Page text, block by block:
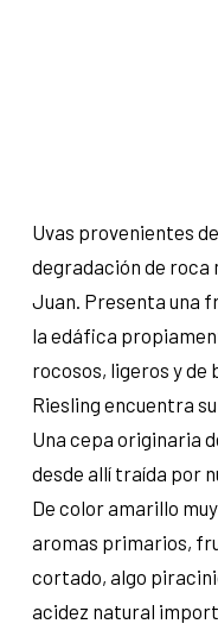
Uvas provenientes
degradación de roca
Juan. Presenta una
la edáfica
rocosos, ligeros y de
Riesling encuentra
Una cepa originaria
desde allí traída por
De color amarillo
aromas primarios,
cortado, algo
acidez natural